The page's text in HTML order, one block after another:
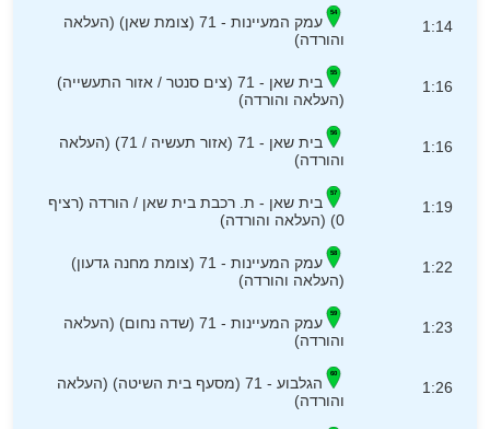
1:14
עמק המעיינות - 71 (צומת שאן) (העלאה
והורדה)
1:16
בית שאן - 71 (צים סנטר / אזור התעשייה)
(העלאה והורדה)
1:16
בית שאן - 71 (אזור תעשיה / 71) (העלאה
והורדה)
1:19
בית שאן - ת. רכבת בית שאן / הורדה (רציף
0) (העלאה והורדה)
1:22
עמק המעיינות - 71 (צומת מחנה גדעון)
(העלאה והורדה)
1:23
עמק המעיינות - 71 (שדה נחום) (העלאה
והורדה)
1:26
הגלבוע - 71 (מסעף בית השיטה) (העלאה
והורדה)